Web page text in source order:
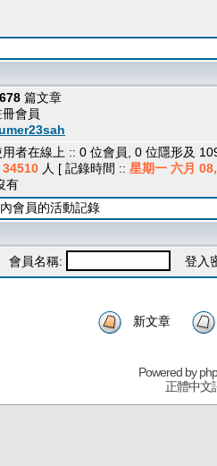
篇文章
會員
用者在線上 :: 0 位會員, 0 位隱形及
34510 人 [ 記錄時間 :: 星期一 六月
有
會員的活動記錄
會員名稱: 登入
新文章
Powered by
正體中文